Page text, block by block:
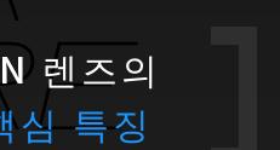
렌즈의
심 특징